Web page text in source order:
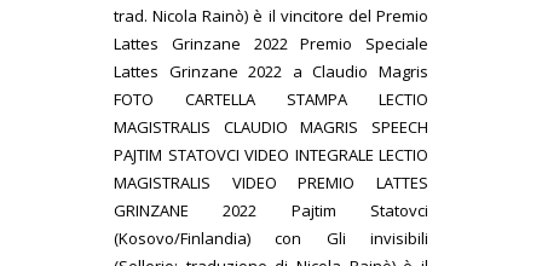
trad. Nicola Rainò) è il vincitore del Premio
Lattes Grinzane 2022 Premio Speciale
Lattes Grinzane 2022 a Claudio Magris
FOTO CARTELLA STAMPA LECTIO
MAGISTRALIS CLAUDIO MAGRIS SPEECH
PAJTIM STATOVCI VIDEO INTEGRALE LECTIO
MAGISTRALIS VIDEO PREMIO LATTES
GRINZANE 2022 Pajtim Statovci
(Kosovo/Finlandia) con Gli invisibili